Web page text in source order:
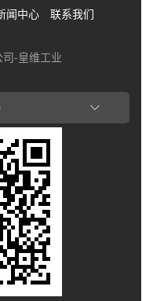
闻中心 联系我们
司-皇维工业